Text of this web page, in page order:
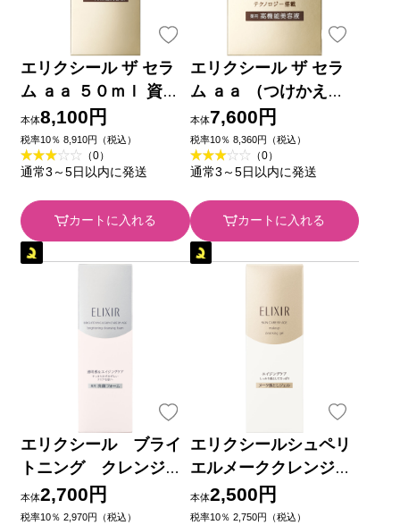
エリクシール ザ セラ
ム ａａ ５０ｍｌ 資生
堂 (医薬部外品)
本体8,100円
税率10％ 8,910円（税込）
（0）
通常3～5日以内に発送
カートに入れる
エリクシール ザ セラ
ム ａａ （つけかえ
用） ５０ｍｌ 資生堂
(医薬部外品)
本体7,600円
税率10％ 8,360円（税込）
（0）
通常3～5日以内に発送
カートに入れる
エリクシール ブライ
トニング クレンジン
グフォーム １４５ｇ
資生堂 (医薬部外品)
本体2,700円
税率10％ 2,970円（税込）
エリクシールシュペリ
エルメーククレンジン
グジェルN １４０ｇ 資
生堂
本体2,500円
税率10％ 2,750円（税込）